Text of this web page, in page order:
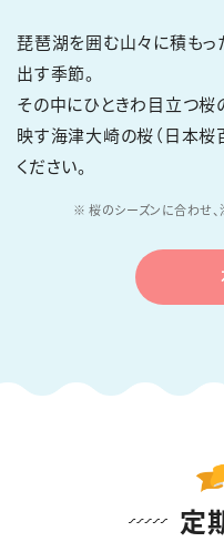
琵琶湖を囲む山々に積も
出す季節。
その中にひときわ目立つ桜
映す海津大崎の桜（日本桜
ください。
※ 桜のシーズンに合わせ、
定